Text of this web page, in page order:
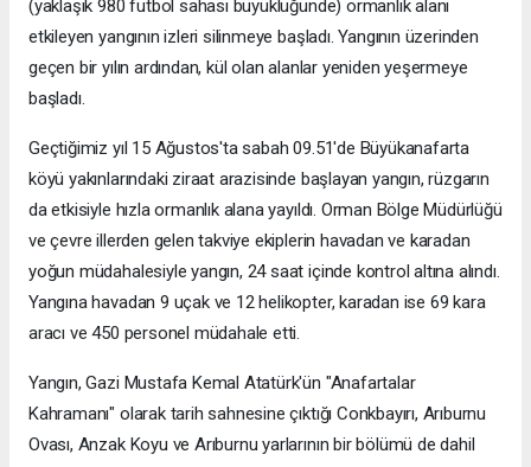
(yaklaşık 980 futbol sahası büyüklüğünde) ormanlık alanı
etkileyen yangının izleri silinmeye başladı. Yangının üzerinden
geçen bir yılın ardından, kül olan alanlar yeniden yeşermeye
başladı.
Geçtiğimiz yıl 15 Ağustos'ta sabah 09.51'de Büyükanafarta
köyü yakınlarındaki ziraat arazisinde başlayan yangın, rüzgarın
da etkisiyle hızla ormanlık alana yayıldı. Orman Bölge Müdürlüğü
ve çevre illerden gelen takviye ekiplerin havadan ve karadan
yoğun müdahalesiyle yangın, 24 saat içinde kontrol altına alındı.
Yangına havadan 9 uçak ve 12 helikopter, karadan ise 69 kara
aracı ve 450 personel müdahale etti.
Yangın, Gazi Mustafa Kemal Atatürk'ün "Anafartalar
Kahramanı" olarak tarih sahnesine çıktığı Conkbayırı, Arıburnu
Ovası, Anzak Koyu ve Arıburnu yarlarının bir bölümü de dahil